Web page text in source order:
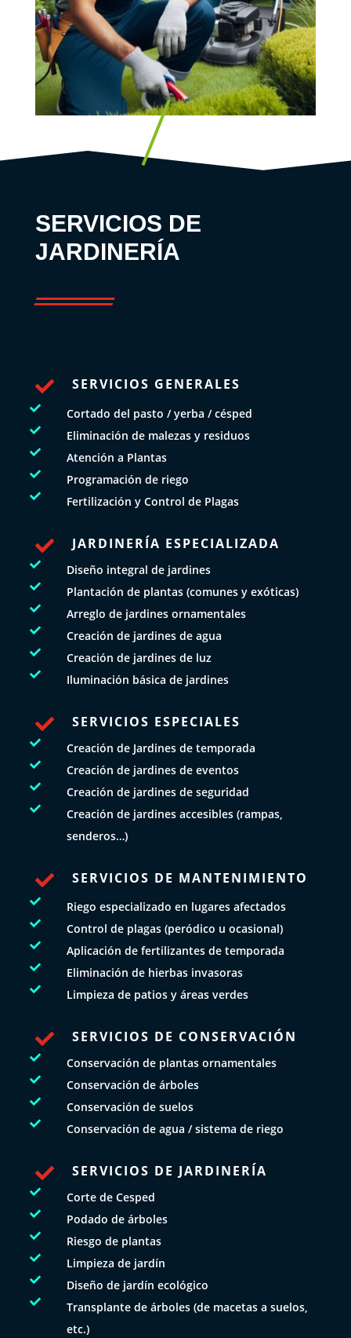
SERVICIOS DE
JARDINERÍA
 SERVICIOS GENERALES
 Cortado del pasto / yerba / césped
 Eliminación de malezas y residuos
 Atención a Plantas
 Programación de riego
 Fertilización y Control de Plagas
 JARDINERÍA ESPECIALIZADA
 Diseño integral de jardines
 Plantación de plantas (comunes y exóticas)
 Arreglo de jardines ornamentales
 Creación de jardines de agua
 Creación de jardines de luz
 Iluminación básica de jardines
 SERVICIOS ESPECIALES
 Creación de Jardines de temporada
 Creación de jardines de eventos
 Creación de jardines de seguridad

Creación de jardines accesibles (rampas,
senderos…)
 SERVICIOS DE MANTENIMIENTO
 Riego especializado en lugares afectados
 Control de plagas (peródico u ocasional)
 Aplicación de fertilizantes de temporada
 Eliminación de hierbas invasoras
 Limpieza de patios y áreas verdes
 SERVICIOS DE CONSERVACIÓN
 Conservación de plantas ornamentales
 Conservación de árboles
 Conservación de suelos
 Conservación de agua / sistema de riego
 SERVICIOS DE JARDINERÍA
 Corte de Cesped
 Podado de árboles
 Riesgo de plantas
 Limpieza de jardín
 Diseño de jardín ecológico

Transplante de árboles (de macetas a suelos,
etc.)